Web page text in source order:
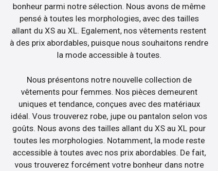
bonheur parmi notre sélection. Nous avons de même
pensé à toutes les morphologies, avec des tailles
allant du XS au XL. Egalement, nos vêtements restent
à des prix abordables, puisque nous souhaitons rendre
la mode accessible à toutes.
Nous présentons notre nouvelle collection de
vêtements pour femmes. Nos pièces demeurent
uniques et tendance, conçues avec des matériaux
idéal. Vous trouverez robe, jupe ou pantalon selon vos
goûts. Nous avons des tailles allant du XS au XL pour
toutes les morphologies. Notamment, la mode reste
accessible à toutes avec nos prix abordables. De fait,
vous trouverez forcément votre bonheur dans notre